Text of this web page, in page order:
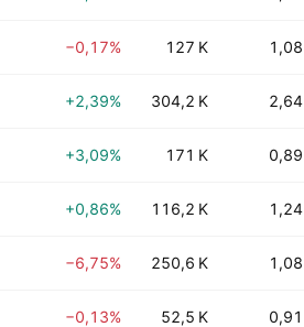
−0,17% 127 K 1,08
+2,39% 304,2 K 2,64
+3,09% 171 K 0,89
+0,86% 116,2 K 1,24
−6,75% 250,6 K 1,08
−0,13% 52,5 K 0,91